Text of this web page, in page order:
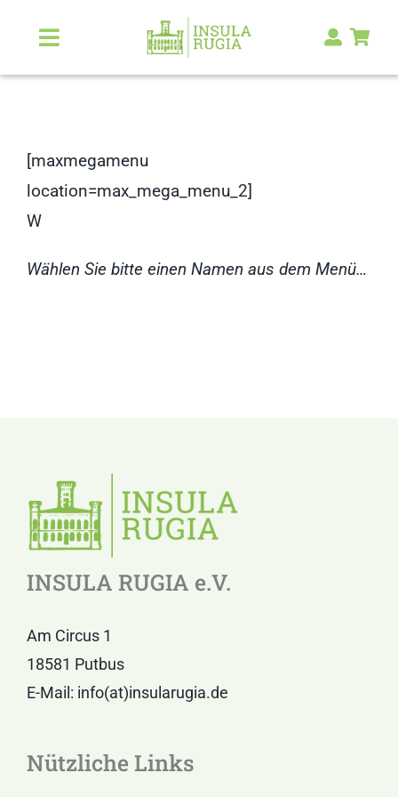
Inhalt
springen
Toggle
Navigation
Malerlexikon
[maxmegamenu
location=max_mega_menu_2]
W
Wählen Sie bitte einen Namen aus dem Menü…
INSULA RUGIA e.V.
Am Circus 1
18581 Putbus
E-Mail: info(at)insularugia.de
Nützliche Links